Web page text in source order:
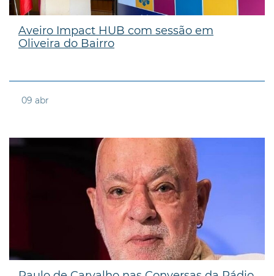
Aveiro Impact HUB com sessão em
Oliveira do Bairro
09 abr